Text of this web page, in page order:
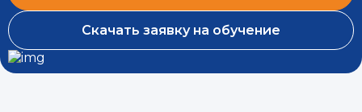
Скачать заявку на обучение